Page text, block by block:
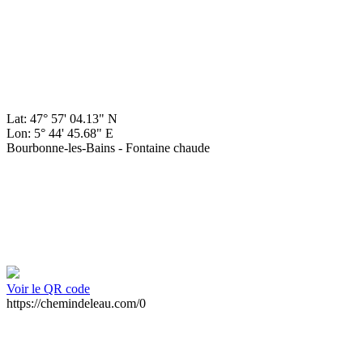
Lat: 47° 57' 04.13" N
Lon: 5° 44' 45.68" E
Bourbonne-les-Bains - Fontaine chaude
Voir le QR code
https://chemindeleau.com/0